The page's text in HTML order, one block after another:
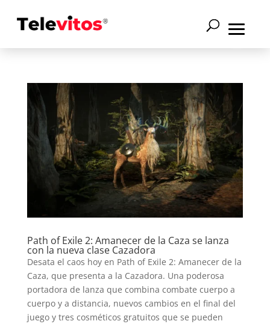
Path of Exile 2: Amanecer de la Caza se lanza
con la nueva clase Cazadora
Desata el caos hoy en Path of Exile 2: Amanecer de la
Caza, que presenta a la Cazadora. Una poderosa
portadora de lanza que combina combate cuerpo a
cuerpo y a distancia, nuevos cambios en el final del
juego y tres cosméticos gratuitos que se pueden